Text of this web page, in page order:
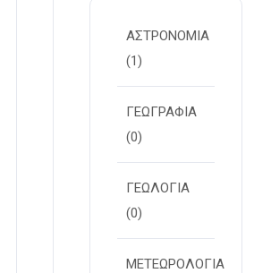
ΑΣΤΡΟΝΟΜΙΑ
(1)
ΓΕΩΓΡΑΦΙΑ
(0)
ΓΕΩΛΟΓΙΑ
(0)
ΜΕΤΕΩΡΟΛΟΓΙΑ